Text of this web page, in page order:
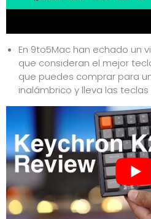
En 9to5Mac han echado un
que consideran el mejor
que puedes comprar para
inalámbrico y lleva las teclas